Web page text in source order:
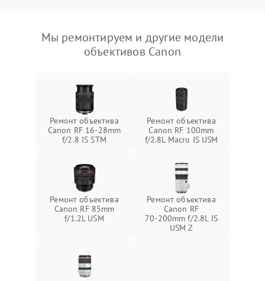
Мы ремонтируем и другие модели
объективов Canon
Ремонт объектива
Canon RF 16‑28mm
f/2.8 IS STM
Ремонт объектива
Canon RF 100mm
f/2.8L Macro IS USM
Ремонт объектива
Canon RF 85mm
f/1.2L USM
Ремонт объектива
Canon RF
70‑200mm f/2.8L IS
USM Z